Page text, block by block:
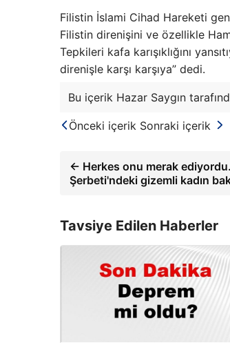
Filistin İslami Cihad Hareketi
Filistin direnişini ve özellikle
Tepkileri kafa karışıklığını
direnişle karşı karşıya” dedi.
Bu içerik Hazar Saygın
Önceki içerik Sonraki içerik
← Herkes onu merak
Şerbeti'ndeki gizemli kadın
Tavsiye Edilen Haberler